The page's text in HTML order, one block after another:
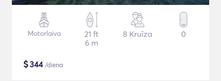
Motorlaiva
21 ft
6 m
8 Kruīza 0
$344/diena